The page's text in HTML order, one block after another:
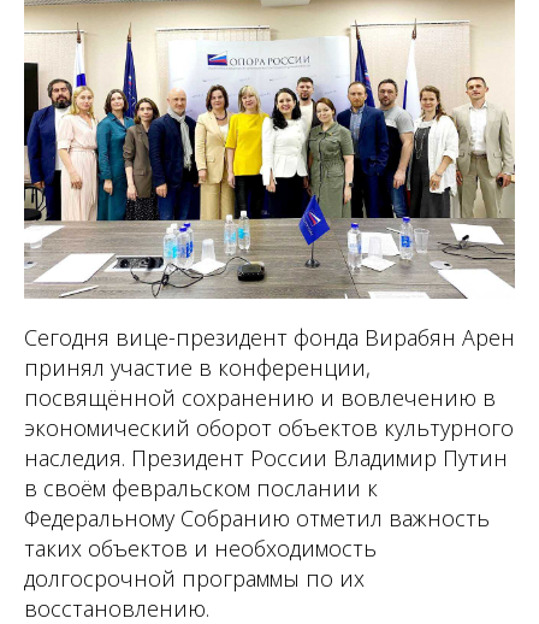
Сегодня вице-президент фонда Вирабян Арен
принял участие в конференции,
посвящённой сохранению и вовлечению в
экономический оборот объектов культурного
наследия. Президент России Владимир Путин
в своём февральском послании к
Федеральному Собранию отметил важность
таких объектов и необходимость
долгосрочной программы по их
восстановлению.